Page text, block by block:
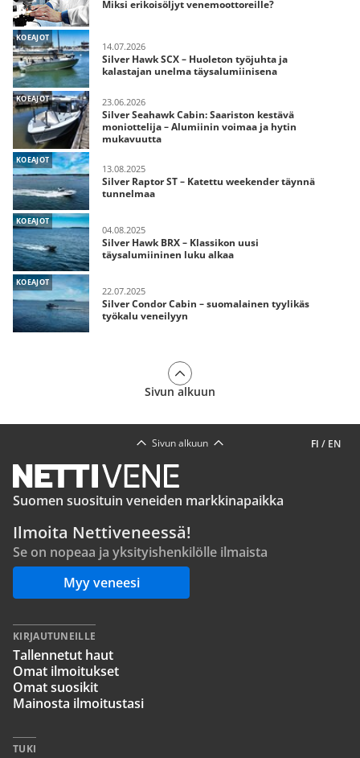
Miksi erikoisöljyt venemoottoreille?
KOEAJOT
14.07.2026
Silver Hawk SCX – Huoleton työjuhta ja
kalastajan unelma täysalumiinisena
KOEAJOT 23.06.2026
Silver Seahawk Cabin: Saariston kestävä
moniottelija – Alumiinin voimaa ja hytin
mukavuutta
KOEAJOT
13.08.2025
Silver Raptor ST – Katettu weekender täynnä
tunnelmaa
KOEAJOT
04.08.2025
Silver Hawk BRX – Klassikon uusi
täysalumiininen luku alkaa
KOEAJOT
22.07.2025
Silver Condor Cabin – suomalainen tyylikäs
työkalu veneilyyn
Sivun alkuun
FI / EN
Sivun alkuun
Suomen suosituin veneiden markkinapaikka
Ilmoita Nettiveneessä!
Se on nopeaa ja yksityishenkilölle ilmaista
Myy veneesi
KIRJAUTUNEILLE
Tallennetut haut
Omat ilmoitukset
Omat suosikit
Mainosta ilmoitustasi
TUKI